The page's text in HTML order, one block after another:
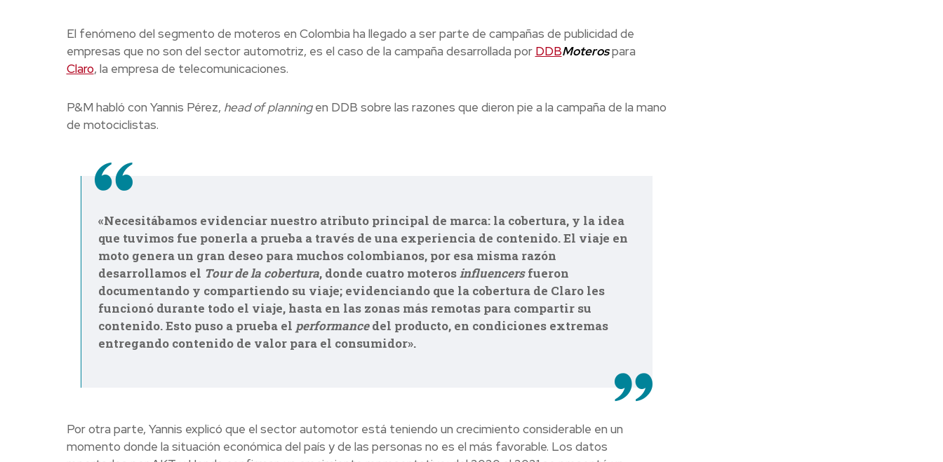
El fenómeno del segmento de moteros en Colombia ha llegado a ser parte de campañas de publicidad de
empresas que no son del sector automotriz, es el caso de la campaña desarrollada por DDBMoterospara
Claro, la empresa de telecomunicaciones.
P&M habló con Yannis Pérez, head of planningen DDB sobre las razones que dieron pie a la campaña de la mano
de motociclistas.
«Necesitábamos evidenciar nuestro atributo principal de marca: la cobertura, y la idea
que tuvimos fue ponerla a prueba a través de una experiencia de contenido. El viaje en
moto genera un gran deseo para muchos colombianos, por esa misma razón
desarrollamos el Tour de la cobertura, donde cuatro moterosinfluencersfueron
documentando y compartiendo su viaje; evidenciando que la cobertura de Claro les
funcionó durante todo el viaje, hasta en las zonas más remotas para compartir su
contenido. Esto puso a prueba el performancedel producto, en condiciones extremas
entregando contenido de valor para el consumidor».
Por otra parte, Yannis explicó que el sector automotor está teniendo un crecimiento considerable en un
momento donde la situación económica del país y de las personas no es el más favorable. Los datos